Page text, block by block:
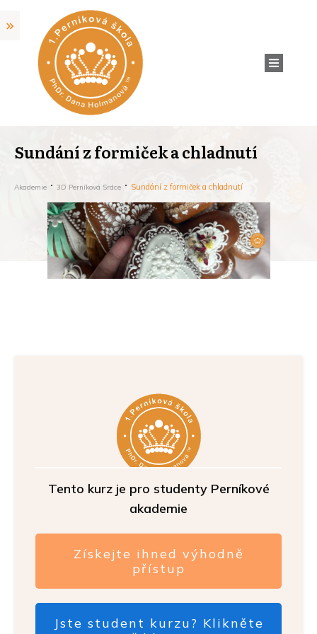
Sundání z formiček a chladnutí
Akademie 3D Perníková Srdce Sundání z formiček a chladnutí
Tento kurz je pro studenty Perníkové
akademie
Získejte ihned výhodně
přístup
Jste student kurzu? Klikněte